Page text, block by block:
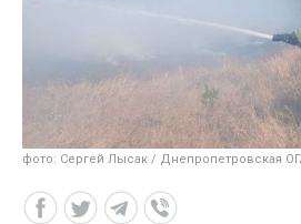
фото: Сергей Лысак / Днепропетровская